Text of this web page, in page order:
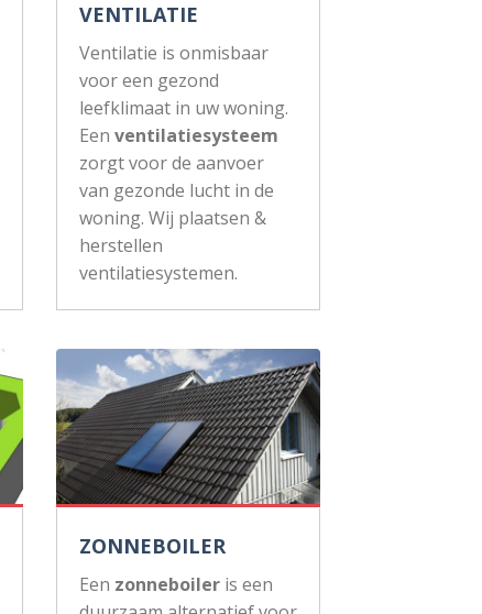
VENTILATIE
Ventilatie is onmisbaar
voor een gezond
leefklimaat in uw woning.
Een ventilatiesysteem
zorgt voor de aanvoer
van gezonde lucht in de
woning. Wij plaatsen &
herstellen
ventilatiesystemen.
ZONNEBOILER
Een zonneboiler is een